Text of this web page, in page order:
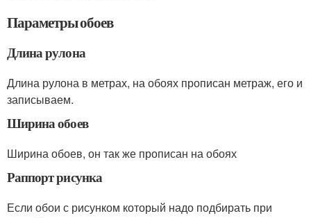
Параметры обоев
Длина рулона
Длина рулона в метрах, на обоях прописан метраж, его и
записываем.
Ширина обоев
Ширина обоев, он так же прописан на обоях
Раппорт рисунка
Если обои с рисунком который надо подбирать при